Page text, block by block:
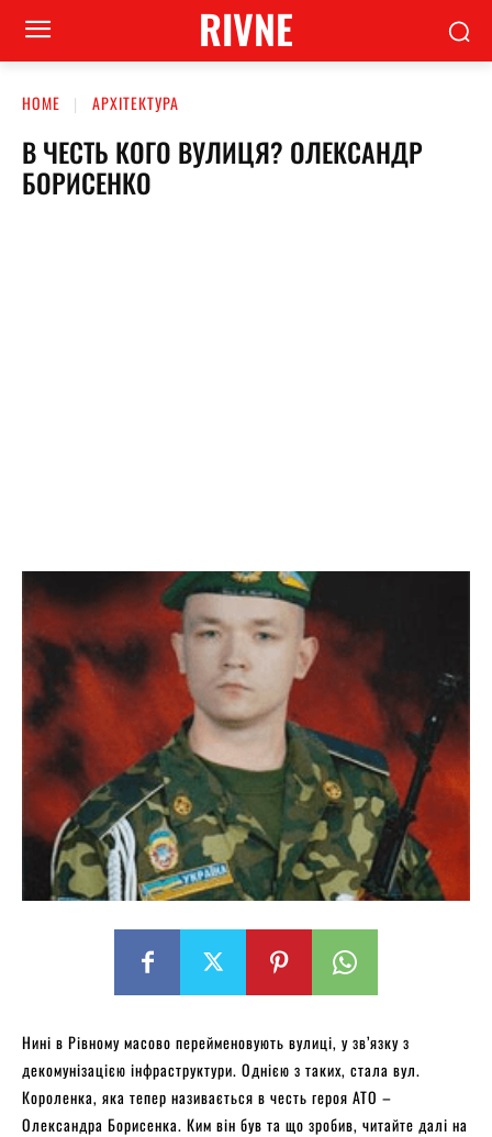
RIVNE
HOME АРХІТЕКТУРА
В ЧЕСТЬ КОГО ВУЛИЦЯ? ОЛЕКСАНДР
БОРИСЕНКО
Нині в Рівному масово перейменовують вулиці, у зв’язку з
декомунізацією інфраструктури. Однією з таких, стала вул.
Короленка, яка тепер називається в честь героя АТО –
Олександра Борисенка. Ким він був та що зробив, читайте далі на